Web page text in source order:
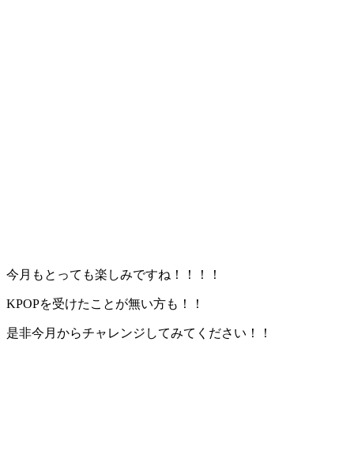
今月もとっても楽しみですね！！！！
KPOPを受けたことが無い方も！！
是非今月からチャレンジしてみてください！！